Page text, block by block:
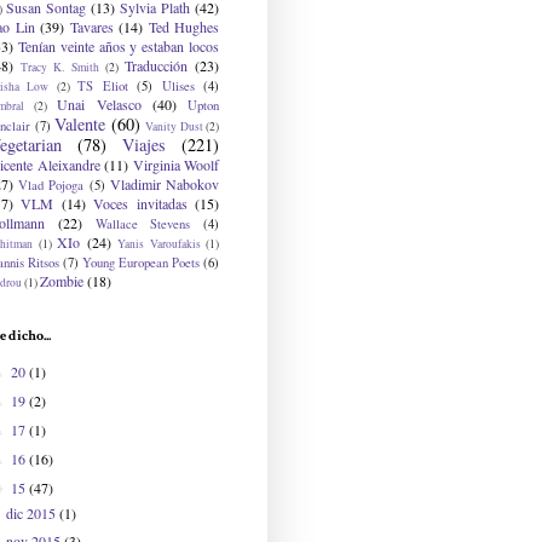
Susan Sontag (13) Sylvia Plath (42)
Lin (39) Tavares (14) Ted Hughes
Tenían veinte años y estaban locos
Tracy K. Smith (2) Traducción (23)
Low (2) TS Eliot (5) Ulises (4)
(2) Unai Velasco (40)
Upton
(7) Valente (60) Vanity Dust(2)
(78) Viajes (221)
Aleixandre (11) Virginia Woolf
Vlad Pojoga (5) Vladimir Nabokov
VLM (14) Voces invitadas (15)
(22) Wallace Stevens (4)
(1) XIo (24) Yanis Varoufakis (1)
Ritsos (7) Young European Poets (6)
(1)Zombie(18)
dicho...
20(1)
19(2)
17(1)
16(16)
15(47)
dic 2015(1)